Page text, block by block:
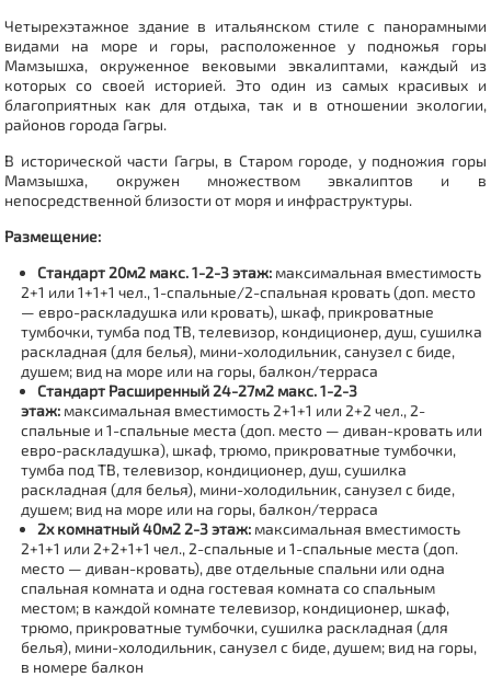
Четырехэтажное здание в итальянском стиле с панорамными
видами на море и горы, расположенное у подножья горы
Мамзышха, окруженное вековыми эвкалиптами, каждый из
которых со своей историей. Это один из самых красивых и
благоприятных как для отдыха, так и в отношении экологии,
районов города Гагры.
В исторической части Гагры, в Старом городе, у подножия горы
Мамзышха, окружен множеством эвкалиптов и в
непосредственной близости от моря и инфраструктуры.
Размещение:
Стандарт 20м2 макс. 1-2-3 этаж: максимальная вместимость
2+1 или 1+1+1 чел., 1-спальные/2-спальная кровать (доп. место
— евро-раскладушка или кровать), шкаф, прикроватные
тумбочки, тумба под ТВ, телевизор, кондиционер, душ, сушилка
раскладная (для белья), мини-холодильник, санузел с биде,
душем; вид на море или на горы, балкон/терраса
Стандарт Расширенный 24-27м2 макс.1-2-3
этаж: максимальная вместимость 2+1+1 или 2+2 чел., 2-
спальные и 1-спальные места (доп. место — диван-кровать или
евро-раскладушка), шкаф, трюмо, прикроватные тумбочки,
тумба под ТВ, телевизор, кондиционер, душ, сушилка
раскладная (для белья), мини-холодильник, санузел с биде,
душем; вид на море или на горы, балкон/терраса
2х комнатный 40м22-3 этаж: максимальная вместимость
2+1+1 или 2+2+1+1 чел., 2-спальные и 1-спальные места (доп.
место — диван-кровать), две отдельные спальни или одна
спальная комната и одна гостевая комната со спальным
местом; в каждой комнате телевизор, кондиционер, шкаф,
трюмо, прикроватные тумбочки, сушилка раскладная (для
белья), мини-холодильник, санузел с биде, душем; вид на горы,
в номере балкон